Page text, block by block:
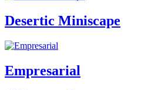
Desertic Miniscape
Empresarial